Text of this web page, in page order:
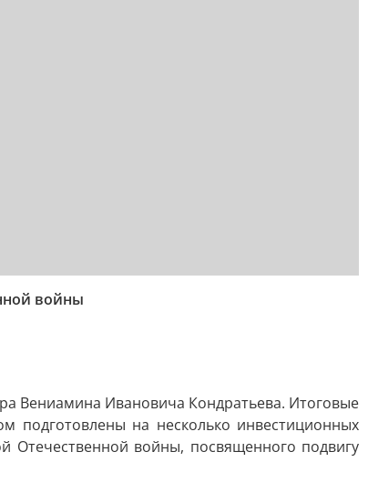
войны
Вениамина Ивановича Кондратьева. Итоговые
подготовлены на несколько инвестиционных
Отечественной войны, посвященного подвигу